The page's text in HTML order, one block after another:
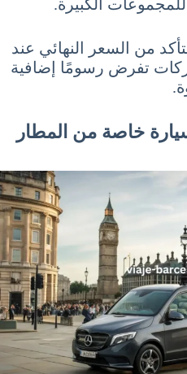
الكبيرة.
من السعر النهائي عند
تفرض رسومًا إضافية
خاصة من المطار